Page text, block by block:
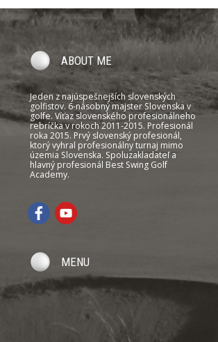
ABOUT ME
Jeden z najúspešnejších slovenských
golfistov. 6-násobný majster Slovenska v
golfe. Víťaz slovenského profesionálneho
rebríčka v rokoch 2011-2015. Profesionál
roka 2015. Prvý slovenský profesionál,
ktorý vyhral profesionálny turnaj mimo
územia Slovenska. Spoluzakladateľ a
hlavný profesionál Best Swing Golf
Academy.
MENU